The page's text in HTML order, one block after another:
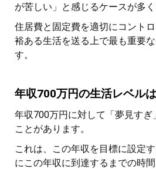
が苦しい」と感じるケースが多く
住居費と固定費を適切にコント
裕ある生活を送る上で最も重要
す。
年収700万円の生活レベル
年収700万円に対して「夢見すぎ
ことがあります。
これは、この年収を目標に設定
にこの年収に到達するまでの時